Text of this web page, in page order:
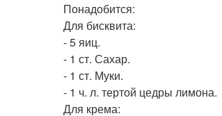
Понадобится:
Для бисквита:
- 5 яиц.
- 1 ст. Сахар.
- 1 ст. Муки.
- 1 ч. л. тертой цедры лимона.
Для крема: